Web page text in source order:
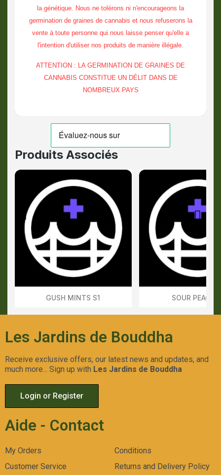
la génétique. Nous ne tolérons ni n'encourageons la
germination de graines de cannabis et nous refuserons la
vente à toute personne qui nous laisse penser qu'elle a
l'intention d'utiliser nos produits de manière illégale.
ATTENTION : LA GERMINATION DE GRAINES DE
CANNABIS CONSTITUE UN DÉLIT DANS DE
NOMBREUX PAYS
Produits Associés
Aperçu Rapide
GUSH MINTS S1 Aperçu
SOUR
Les Jardins de Bouddha
Receive exclusive offers, our latest news and updates, and
much more... Sign up with Les Jardins de Bouddha
Login or Register
Aide - Contact
My Orders
Customer Service
Conditions
Returns and Delivery Policy